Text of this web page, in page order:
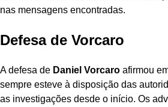
nas mensagens encontradas.
Defesa de Vorcaro
A defesa de Daniel Vorcaro afirmou
sempre esteve à disposição das
as investigações desde o início. Os